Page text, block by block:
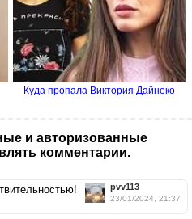
Куда пропала Виктория Дайнеко
и авторизованные
комментарии.
pvv113
23/01/2024, 21:37